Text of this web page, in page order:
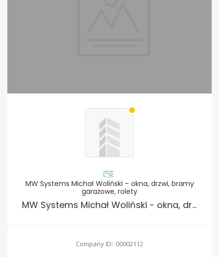
MW Systems Michał Woliński – okna, drzwi, bramy
garażowe, rolety
MW Systems Michał Woliński - okna, drzwi, bramy garażowe, rolety
Company ID: 00002112